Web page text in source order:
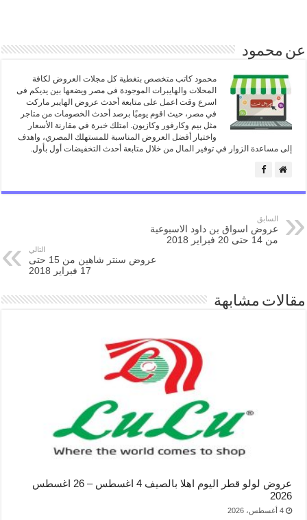
عن محمود
محمود كاتب متخصص بتغطية كل مجلات العروض لكافة
المحلات والهايبرات الموجودة فى مصر ويضعها بين يديكم فى
اسرع وقت اعمل على متابعة أحدث عروض الهايبر ماركت
في مصر، حيث اقوم يوميًا برصد أحدث الخصومات من متاجر
مثل بيم وكارفور وكازيون. امتلك خبرة في مقارنة الأسعار
واختيار أفضل العروض المناسبة للمستهلك المصري، واهدف
إلى مساعدة الزوار في توفير المال من خلال متابعة أحدث التخفيضات أول بأول.
السابق
عروض اسواق بن داود الاسبوعية
من 14 حتى 20 فبراير 2018
التالي
عروض سنتر شاهين من 15 حتى
17 فبراير 2018
مقالات مشابهة
عروض لولو قطر اليوم اهلا بالصيف 4 اغسطس – 26 اغسطس
2026
4 أغسطس، 2026